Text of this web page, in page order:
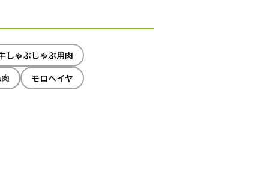
しゃぶしゃぶ用肉
モロヘイヤ